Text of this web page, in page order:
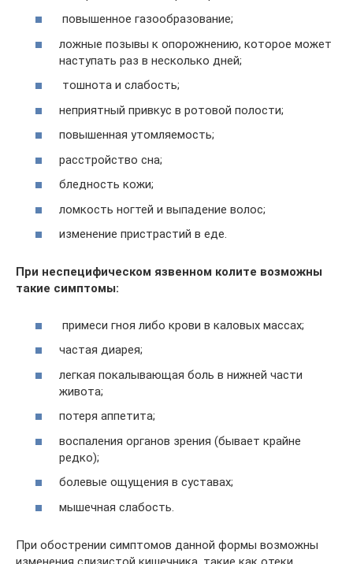
повышенное газообразование;
ложные позывы к опорожнению, которое может
наступать раз в несколько дней;
тошнота и слабость;
неприятный привкус в ротовой полости;
повышенная утомляемость;
расстройство сна;
бледность кожи;
ломкость ногтей и выпадение волос;
изменение пристрастий в еде.
При неспецифическом язвенном колите возможны
такие симптомы:
примеси гноя либо крови в каловых массах;
частая диарея;
легкая покалывающая боль в нижней части
живота;
потеря аппетита;
воспаления органов зрения (бывает крайне
редко);
болевые ощущения в суставах;
мышечная слабость.
При обострении симптомов данной формы возможны